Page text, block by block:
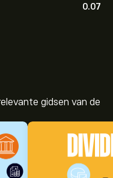
0.07
gidsen van de